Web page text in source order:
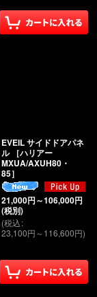
EVEIL サイドドアパネ
ル ［ハリアー
MXUA/AXUH80・
85］
21,000円～106,000円
(税別)
(税込:
23,100円～116,600円)